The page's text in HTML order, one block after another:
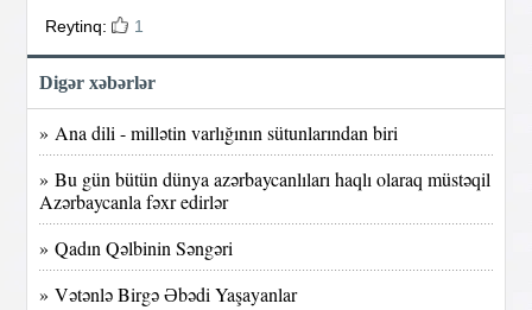
Reytinq: 1
Digər xəbərlər
» Ana dili - millətin varlığının sütunlarından biri
» Bu gün bütün dünya azərbaycanlıları haqlı olaraq müstəqil
Azərbaycanla fəxr edirlər
» Qadın Qəlbinin Səngəri
» Vətənlə Birgə Əbədi Yaşayanlar